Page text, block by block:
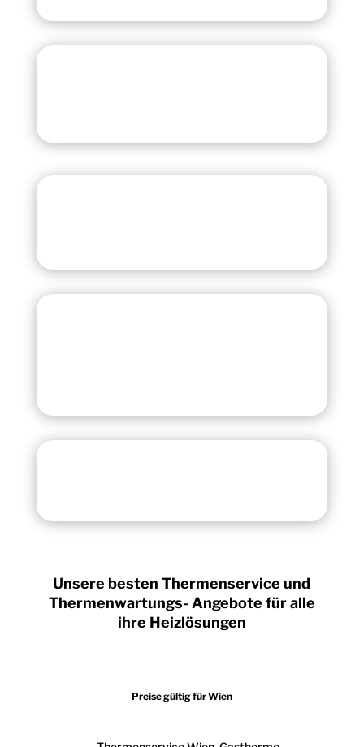
Unsere bestenThermenservice und
Thermenwartungs- Angebote für alle
ihre Heizlösungen
Preise gültig für Wien